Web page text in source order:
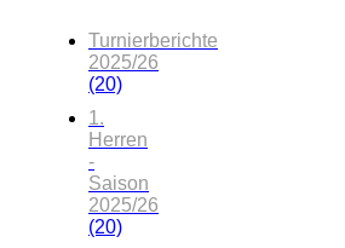
Turnierberichte
2025/26
(20)
1.
Herren
-
Saison
2025/26
(20)